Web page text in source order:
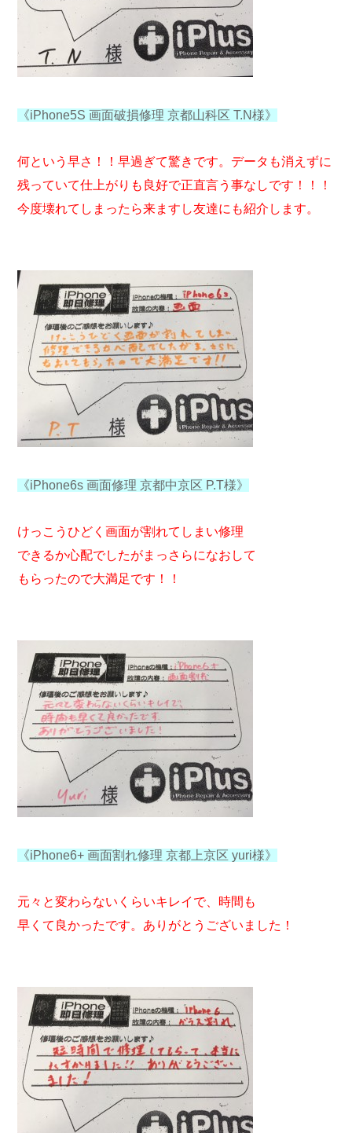
《iPhone5S 画面破損修理 京都山科区 T.N様》
何という早さ！！早過ぎて驚きです。データも消えずに
残っていて仕上がりも良好で正直言う事なしです！！！
今度壊れてしまったら来ますし友達にも紹介します。
《iPhone6s 画面修理 京都中京区 P.T様》
けっこうひどく画面が割れてしまい修理
できるか心配でしたがまっさらになおして
もらったので大満足です！！
《iPhone6+ 画面割れ修理 京都上京区 yuri様》
元々と変わらないくらいキレイで、時間も
早くて良かったです。ありがとうございました！